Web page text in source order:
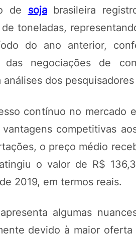
de sojabrasileira
toneladas,
do ano anterior,
das negociações de
dos
contínuo no mercado
competitivas
o preço médio
o valor de R$
2019, em termos reais.
algumas
devido à maior